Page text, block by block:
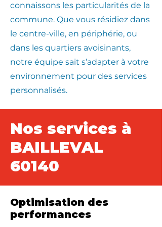
connaissons les particularités de la
commune. Que vous résidiez dans
le centre-ville, en périphérie, ou
dans les quartiers avoisinants,
notre équipe sait s’adapter à votre
environnement pour des services
personnalisés.
Nos services à
BAILLEVAL
60140
Optimisation des
performances